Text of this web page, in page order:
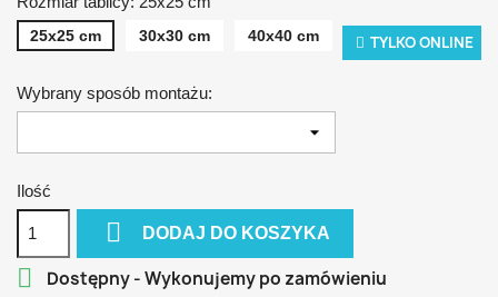
TYLKO ONLINE
25x25 cm 30x30 cm 40x40 cm
Wybrany sposób montażu:
Ilość
 DODAJ DO KOSZYKA
 Dostępny - Wykonujemy po zamówieniu